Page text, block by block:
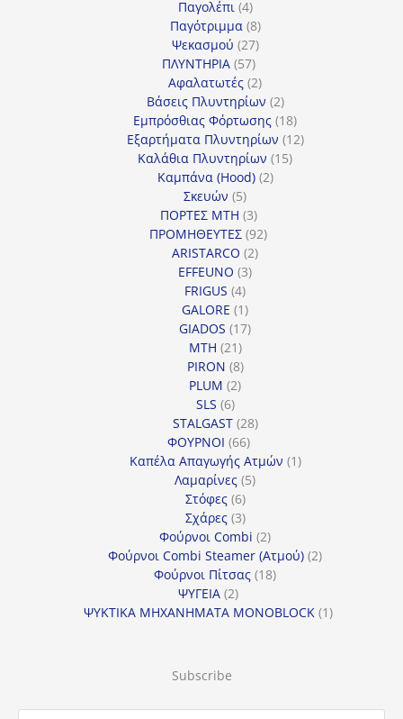
Παγολέπι 44
προϊόντα
Παγότριμμα 88
προϊόντα
Ψεκασμού 2727
προϊόντα
ΠΛΥΝΤΗΡΙΑ 5757
προϊόντα
Αφαλατωτές 22
προϊόντα
Βάσεις Πλυντηρίων 22
προϊόντα
Εμπρόσθιας Φόρτωσης 1818
προϊόντα
Εξαρτήματα Πλυντηρίων 1212
Καλάθια Πλυντηρίων 1515
Καμπάνα (Hood) 22
Σκευών 55
προϊόντα
ΠΟΡΤΕΣ MTH 33
προϊόντα
ΠΡΟΜΗΘΕΥΤΕΣ 9292
ARISTARCO 22
EFFEUNO 33
FRIGUS 44
προϊόντα
GALORE 11
προϊόν
GIADOS 1717
MTH 2121
προϊόντα
PIRON 88
προϊόντα
PLUM 22
SLS 66
προϊόντα
STALGAST 2828
ΦΟΥΡΝΟΙ 6666
προϊόντα
Καπέλα Απαγωγής Ατμών 11
Λαμαρίνες 55
Στόφες 66
προϊόντα
Σχάρες 33
προϊόντα
Φούρνοι Combi 22
προϊόντα
Φούρνοι Combi Steamer (Ατμού) 22
Φούρνοι Πίτσας 1818
ΨΥΓΕΙΑ 22
προϊόντα
ΨΥΚΤΙΚΑ ΜΗΧΑΝΗΜΑΤΑ MONOBLOCK 11
Subscribe